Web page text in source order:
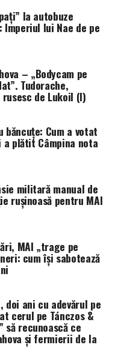
la autobuze
lui Nae de pe
– „Bodycam pe
Tudorache,
de Lukoil (I)
Cum a votat
plătit Câmpina nota
militară manual de
rușinoasă pentru MAI
MAI „trage pe
cum își sabotează
doi ani cu adevărul pe
cerul pe Tánczos &
să recunoască ce
și fermierii de la